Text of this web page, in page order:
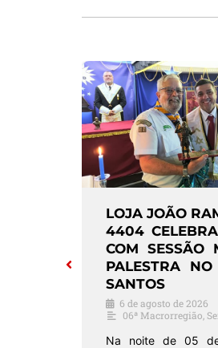
LOJA BARÃO DE MAUÁ
Nº 3521 REALIZA SESSÃO
MAGNA DE EXALTAÇÃO
NO ORIENTE DE SANTOS
5 de agosto de 2026
06ª Macrorregião
A A∴R∴L∴S∴ Barão de Mauá nº
3521, que pratica o Rito Brasileiro,